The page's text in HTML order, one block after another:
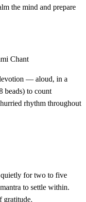
the mind and prepare
Chant
— aloud, in a
beads) to count
rhythm throughout
for two to five
to settle within.
gratitude.